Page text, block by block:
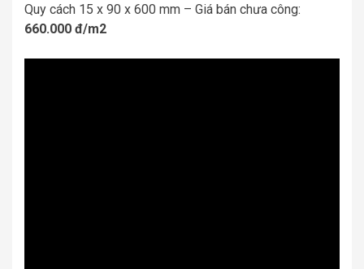
Quy cách 15 x 90 x 600 mm – Giá bán chưa công:
660.000 đ/m2